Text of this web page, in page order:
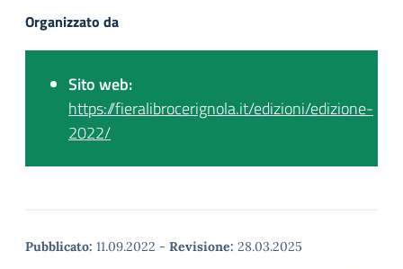
Organizzato da
Sito web:
https://fieralibrocerignola.it/edizioni/edizione-
2022/
Pubblicato: 11.09.2022 - Revisione: 28.03.2025